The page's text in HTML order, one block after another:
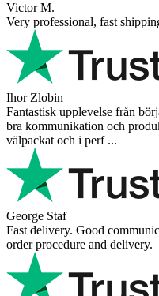
Victor M.
Very professional, fast
Ihor Zlobin
Fantastisk upplevelse från
bra kommunikation och
välpackat och i perf ...
George Staf
Fast delivery. Good
order procedure and delivery.